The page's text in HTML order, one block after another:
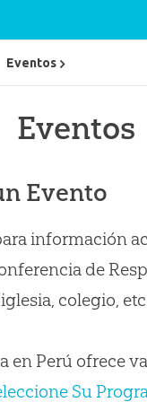
Eventos
Evento
información
de
colegio,
en Perú ofrece
Su
Eventos